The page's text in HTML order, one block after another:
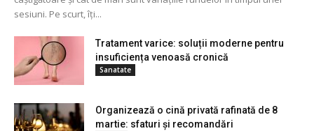
sesiuni. Pe scurt, îți...
Tratament varice: soluții moderne pentru
insuficiența venoasă cronică
Sanatate
Organizează o cină privată rafinată de 8
martie: sfaturi și recomandări